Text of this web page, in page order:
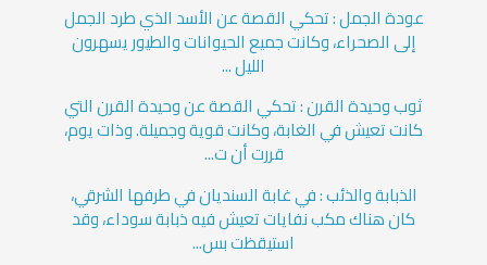
عودة الجمل : تحكي القصة عن الأسد الذي طرد الجمل
إلى الصحراء، وكانت جميع الحيوانات والطيور يسهرون
الليل ...
ثوب وحيدة القرن : تحكي القصة عن وحيدة القرن التي
كانت تعيش في الغابة، وكانت قوية وجميلة. وذات يوم،
قررت أن ت...
الذبابة والذئب : في غابة السنديان في طرفها الشرقي،
كان هناك مكب نفايات تعيش فيه ذبابة سوداء، وقد
استيقظت بس...